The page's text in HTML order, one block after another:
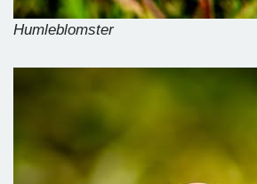
Humleblomster